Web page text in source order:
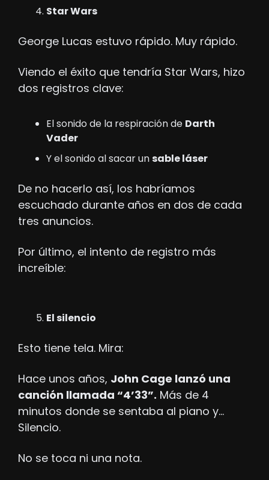
Star Wars
George Lucas estuvo rápido. Muy rápido.
Viendo el éxito que tendría Star Wars, hizo
dos registros clave:
El sonido de la respiración de Darth
Vader
Y el sonido al sacar un sable láser
De no hacerlo así, los habríamos
escuchado durante años en dos de cada
tres anuncios.
Por último, el intento de registro más
increíble:
El silencio
Esto tiene tela. Mira:
Hace unos años, John Cage lanzó una
canción llamada “4’33”. Más de 4
minutos donde se sentaba al piano y…
Silencio.
No se toca ni una nota.